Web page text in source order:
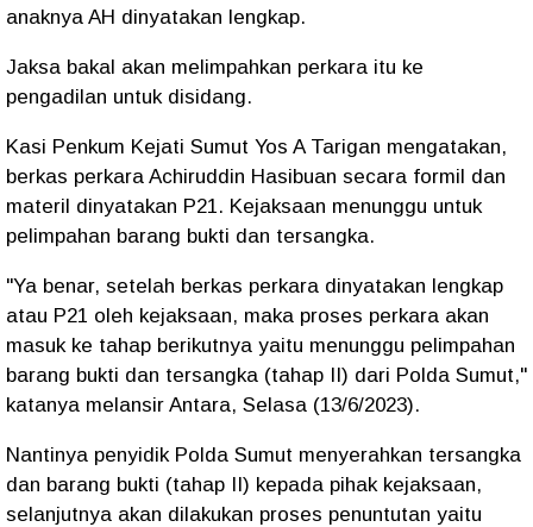
anaknya AH dinyatakan lengkap.
Jaksa bakal akan melimpahkan perkara itu ke
pengadilan untuk disidang.
Kasi Penkum Kejati Sumut Yos A Tarigan mengatakan,
berkas perkara Achiruddin Hasibuan secara formil dan
materil dinyatakan P21. Kejaksaan menunggu untuk
pelimpahan barang bukti dan tersangka.
"Ya benar, setelah berkas perkara dinyatakan lengkap
atau P21 oleh kejaksaan, maka proses perkara akan
masuk ke tahap berikutnya yaitu menunggu pelimpahan
barang bukti dan tersangka (tahap II) dari Polda Sumut,"
katanya melansir Antara, Selasa (13/6/2023).
Nantinya penyidik Polda Sumut menyerahkan tersangka
dan barang bukti (tahap II) kepada pihak kejaksaan,
selanjutnya akan dilakukan proses penuntutan yaitu